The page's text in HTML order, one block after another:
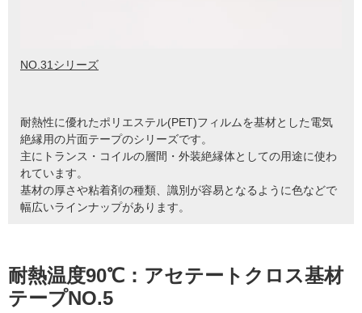
NO.31シリーズ
耐熱性に優れたポリエステル(PET)フィルムを基材とした電気
絶縁用の片面テープのシリーズです。
主にトランス・コイルの層間・外装絶縁体としての用途に使わ
れています。
基材の厚さや粘着剤の種類、識別が容易となるように色などで
幅広いラインナップがあります。
耐熱温度90℃：アセテートクロス基材
テープNO.5